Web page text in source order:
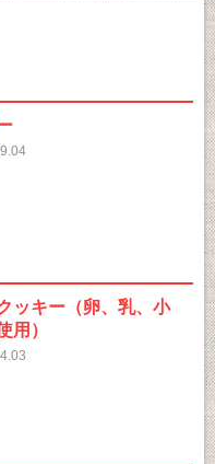
ッキー（卵、乳、小
用）